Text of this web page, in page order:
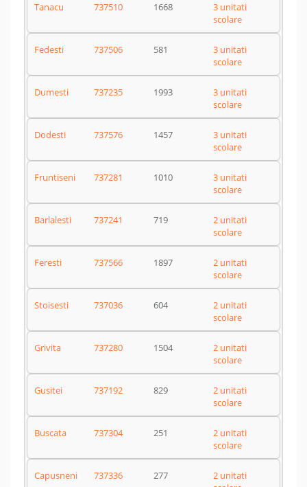
Tanacu 737510 1668
3 unitati
scolare
Fedesti 737506 581
3 unitati
scolare
Dumesti 737235 1993
3 unitati
scolare
Dodesti 737576 1457
3 unitati
scolare
Fruntiseni 737281 1010
3 unitati
scolare
Barlalesti 737241 719
2 unitati
scolare
Feresti 737566 1897
2 unitati
scolare
Stoisesti 737036 604
2 unitati
scolare
Grivita 737280 1504
2 unitati
scolare
Gusitei 737192 829
2 unitati
scolare
Buscata 737304 251
2 unitati
scolare
Capusneni 737336 277
2 unitati